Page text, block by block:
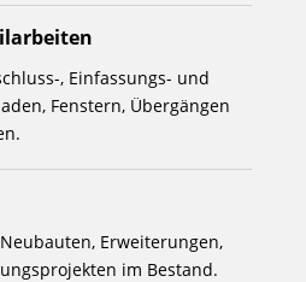
, Einfassungs- und
Fenstern, Übergängen
Erweiterungen,
im Bestand.